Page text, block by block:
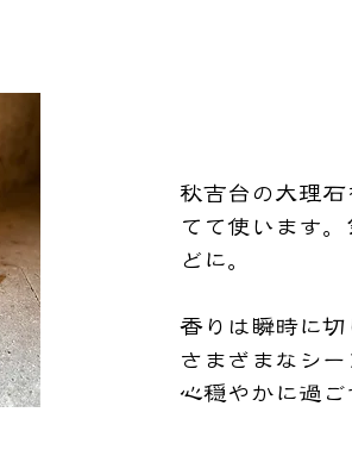
秋吉台の大理
てて使います
どに。
香りは瞬時に切
さまざまなシー
心穏やかに過ご